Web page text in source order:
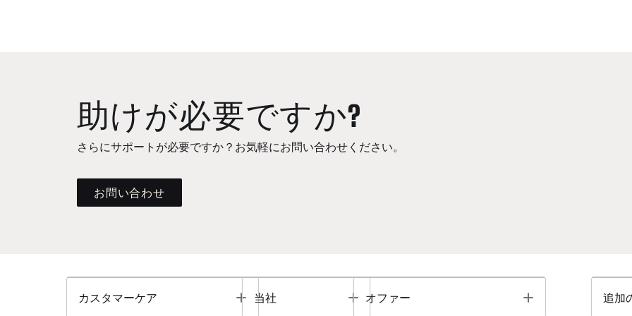
助けが必要ですか?
さらにサポートが必要ですか？お気軽にお問い合わせください。
お問い合わせ
カスタマーケア Toggle
当社 Toggle
オファー Toggle 追加